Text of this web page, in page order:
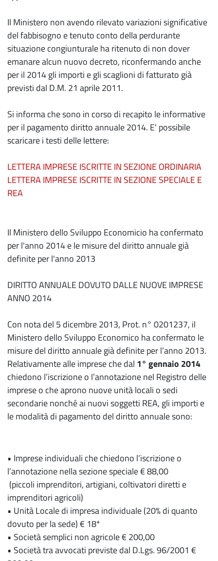
Il Ministero non avendo rilevato variazioni significative
del fabbisogno e tenuto conto della perdurante
situazione congiunturale ha ritenuto di non dover
emanare alcun nuovo decreto, riconfermando anche
per il 2014 gli importi e gli scaglioni di fatturato già
previsti dal D.M. 21 aprile 2011.
Si informa che sono in corso di recapito le informative
per il pagamento diritto annuale 2014. E' possibile
scaricare i testi delle lettere:
LETTERA IMPRESE ISCRITTE IN SEZIONE ORDINARIA
LETTERA IMPRESE ISCRITTE IN SEZIONE SPECIALE E
REA
Il Ministero dello Sviluppo Economicio ha confermato
per l'anno 2014 e le misure del diritto annuale già
definite per l'anno 2013
DIRITTO ANNUALE DOVUTO DALLE NUOVE IMPRESE
ANNO 2014
Con nota del 5 dicembre 2013, Prot. n° 0201237, il
Ministero dello Sviluppo Economico ha confermato le
misure del diritto annuale già definite per l’anno 2013.
Relativamente alle imprese che dal 1° gennaio 2014
chiedono l’iscrizione o l’annotazione nel Registro delle
imprese o che aprono nuove unità locali o sedi
secondarie nonché ai nuovi soggetti REA, gli importi e
le modalità di pagamento del diritto annuale sono:
• Imprese individuali che chiedono l’iscrizione o
l’annotazione nella sezione speciale € 88,00
(piccoli imprenditori, artigiani, coltivatori diretti e
imprenditori agricoli)
• Unità Locale di impresa individuale (20% di quanto
dovuto per la sede) € 18*
• Società semplici non agricole € 200,00
• Società tra avvocati previste dal D.Lgs. 96/2001 €